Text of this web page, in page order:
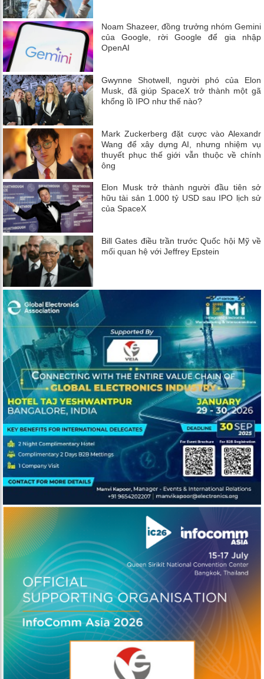
Noam Shazeer, đồng trưởng nhóm Gemini
của Google, rời Google để gia nhập
OpenAI
Gwynne Shotwell, người phó của Elon
Musk, đã giúp SpaceX trở thành một gã
khổng lồ IPO như thế nào?
Mark Zuckerberg đặt cược vào Alexandr
Wang để xây dựng AI, nhưng nhiệm vụ
thuyết phục thế giới vẫn thuộc về chính
ông
Elon Musk trở thành người đầu tiên sở
hữu tài sản 1.000 tỷ USD sau IPO lịch sử
của SpaceX
Bill Gates điều trần trước Quốc hội Mỹ về
mối quan hệ với Jeffrey Epstein